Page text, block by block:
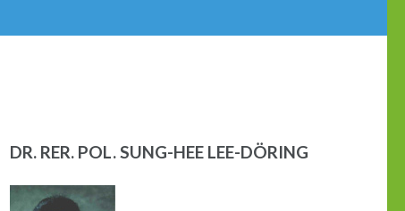
DR. RER. POL. SUNG-HEE LEE-DÖRING